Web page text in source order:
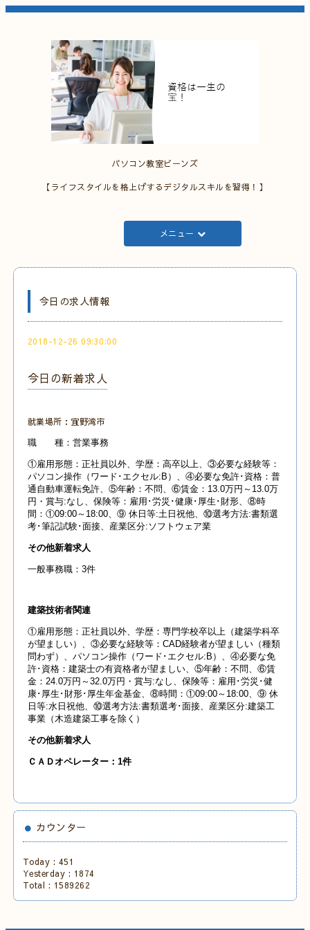
パソコン教室ビーンズ
【ライフスタイルを格上げするデジタルスキルを習得！】
メニュー
今日の求人情報
2018-12-26 09:30:00
今日の新着求人
就業場所：宜野湾市
職 種：営業事務
①雇用形態：正社員以外、学歴：高卒以上、③必要な経験等：
パソコン操作（ワード･エクセル:B）、④必要な免許･資格：普
通自動車運転免許、⑤年齢：不問、⑥賃金：13.0万円～13.0万
円・賞与:なし、保険等：雇用･労災･健康･厚生･財形、⑧時
間：①09:00～18:00、⑨ 休日等:土日祝他、⑩選考方法:書類選
考･筆記試験･面接、産業区分:ソフトウェア業
その他新着求人
一般事務職：3件
建築技術者関連
①雇用形態：正社員以外、学歴：専門学校卒以上（建築学科卒
が望ましい）、③必要な経験等：CAD経験者が望ましい（種類
問わず）、パソコン操作（ワード･エクセル:B）、④必要な免
許･資格：建築士の有資格者が望ましい、⑤年齢：不問、⑥賃
金：24.0万円～32.0万円・賞与:なし、保険等：雇用･労災･健
康･厚生･財形･厚生年金基金、⑧時間：①09:00～18:00、⑨ 休
日等:水日祝他、⑩選考方法:書類選考･面接、産業区分:建築工
事業（木造建築工事を除く）
その他新着求人
ＣＡＤオペレーター：1件
カウンター
Today : 451
Yesterday : 1874
Total : 1589262